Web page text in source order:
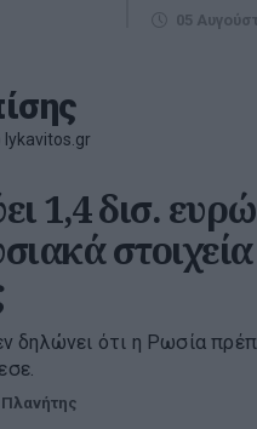
05
lykavitos.gr
1,4 δισ.
δηλώνει ότι η Ρωσία
Πλανήτης